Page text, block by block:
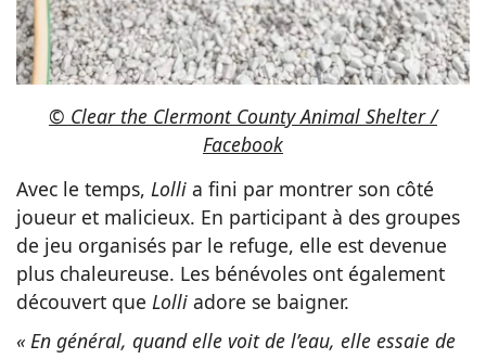
© Clear the Clermont County Animal Shelter /
Facebook
Avec le temps, Lolli a fini par montrer son côté
joueur et malicieux. En participant à des groupes
de jeu organisés par le refuge, elle est devenue
plus chaleureuse. Les bénévoles ont également
découvert que Lolli adore se baigner.
« En général, quand elle voit de l’eau, elle essaie de